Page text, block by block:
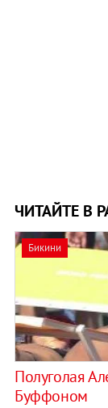
ЧИТАЙТЕ В
Бикини
Полуголая
Буффоном